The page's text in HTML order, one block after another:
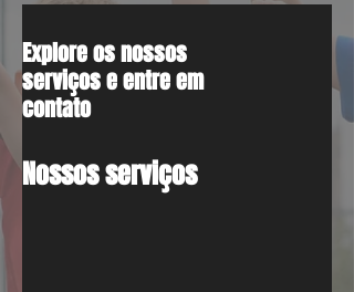
Explore os nossos
serviços e entre em
contato
Nossos serviços